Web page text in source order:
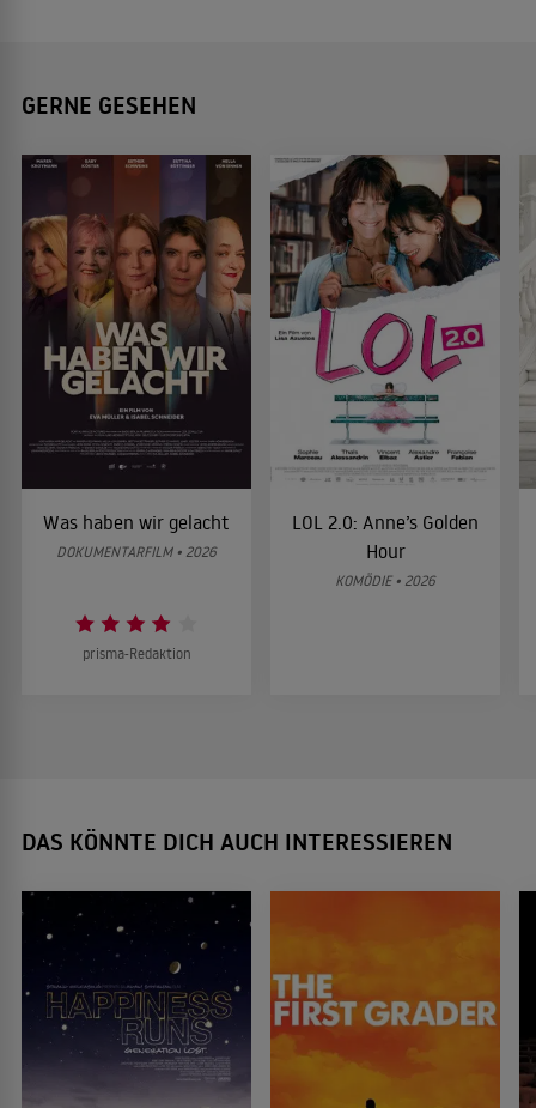
GERNE GESEHEN
Was haben wir gelacht
DOKUMENTARFILM • 2026
prisma-Redaktion
LOL 2.0: Anne’s Golden
Hour
KOMÖDIE • 2026
DAS KÖNNTE DICH AUCH INTERESSIEREN